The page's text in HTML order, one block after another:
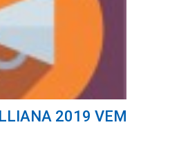
2019 VEM